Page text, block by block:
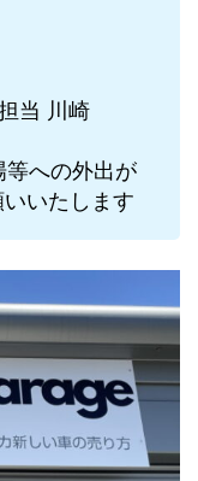
当 川崎
等への外出が
いたします